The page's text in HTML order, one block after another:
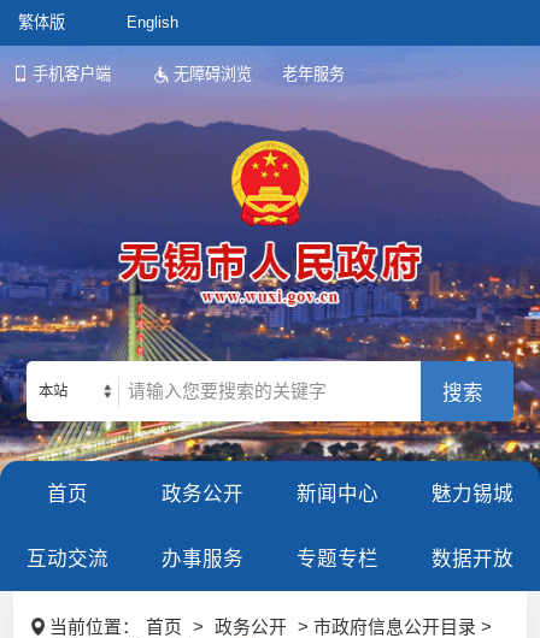
繁体版 English
手机客户端 无障碍浏览 老年服务
本站
首页 政务公开 新闻中心 魅力锡城
互动交流 办事服务 专题专栏 数据开放
当前位置： 首页 > 政务公开
> 市政府信息公开目录 >